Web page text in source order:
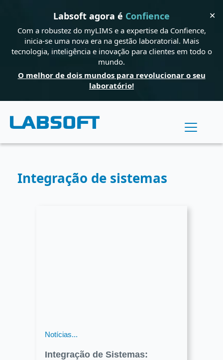
Labsoft agora é Confience
Com a robustez do myLIMS e a expertise da Confience,
inicia-se uma nova era na gestão laboratorial. Mais
tecnologia, inteligência e inovação para clientes em todo o
mundo.
O melhor de dois mundos para revolucionar o seu
laboratório!
✕
Integração de sistemas
Notícias...
Integração de Sistemas: